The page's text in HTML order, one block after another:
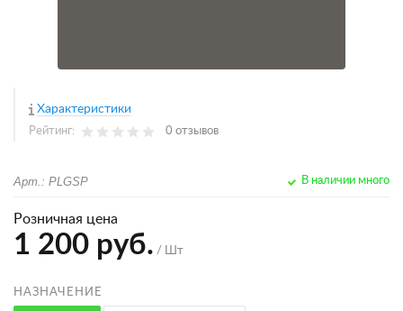
Характеристики
Рейтинг: 0 отзывов
Арт.: PLGSP В наличии много
Розничная цена
1 200 руб. / Шт
НАЗНАЧЕНИЕ